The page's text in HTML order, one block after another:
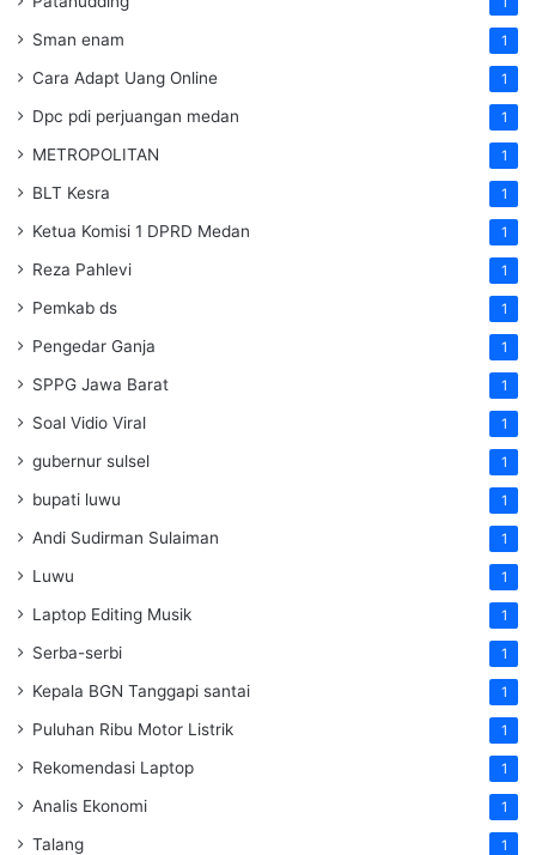
Sman enam 1
Cara Adapt Uang Online 1
Dpc pdi perjuangan medan 1
METROPOLITAN 1
BLT Kesra 1
Ketua Komisi 1 DPRD Medan 1
Reza Pahlevi 1
Pemkab ds 1
Pengedar Ganja 1
SPPG Jawa Barat 1
Soal Vidio Viral 1
gubernur sulsel 1
bupati luwu 1
Andi Sudirman Sulaiman 1
Luwu 1
Laptop Editing Musik 1
Serba-serbi 1
Kepala BGN Tanggapi santai 1
Puluhan Ribu Motor Listrik 1
Rekomendasi Laptop 1
Analis Ekonomi 1
Talang 1